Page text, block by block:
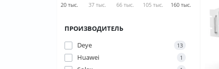
20 тыс. 37 тыс. 66 тыс. 105 тыс. 160 тыс.
ПРОИЗВОДИТЕЛЬ
Deye
13
Huawei 1